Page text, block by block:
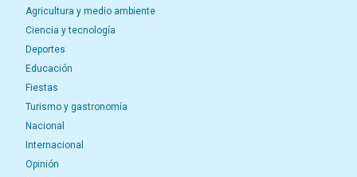
Agricultura y medio ambiente
Ciencia y tecnología
Deportes
Educación
Fiestas
Turismo y gastronomía
Nacional
Internacional
Opinión